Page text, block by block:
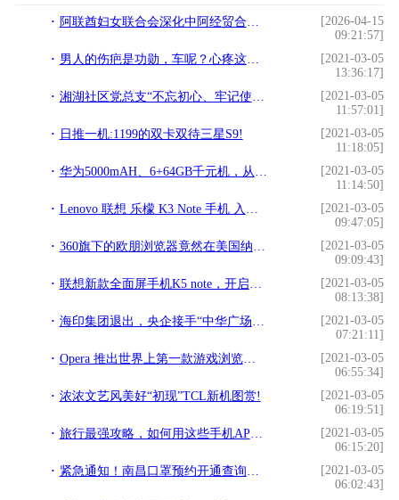
阿联酋妇女联合会深化中阿经贸合作 签署多项协议支持女企业家发展
[2026-04-15
09:21:57]
男人的伤疤是功勋，车呢？心疼这辆事故Jeep自由客!
[2021-03-05
13:36:17]
湘湖社区党总支“不忘初心、牢记使命”主题教育之观看爱国影片《我和我的祖国》!
[2021-03-05
11:57:01]
日推一机:1199的双卡双待三星S9!
[2021-03-05
11:18:05]
华为5000mAH、6+64GB千元机，从1799降至1099，处理器是亮点!
[2021-03-05
11:14:50]
Lenovo 联想 乐檬 K3 Note 手机 入手体验!
[2021-03-05
09:47:05]
360旗下的欧朋浏览器竟然在美国纳斯达克上市了！你们用过吗？!
[2021-03-05
09:09:43]
联想新款全面屏手机K5 note，开启百元机4GB大内存时代!
[2021-03-05
08:13:38]
海印集团退出，央企接手“中华广场”,拟投巨资提档!
[2021-03-05
07:21:11]
Opera 推出世界上第一款游戏浏览器 Opera GX!
[2021-03-05
06:55:34]
浓浓文艺风美好“初现”TCL新机图赏!
[2021-03-05
06:19:51]
旅行最强攻略，如何用这些手机APP轻松搞定整个自由行~!
[2021-03-05
06:15:20]
紧急通知！南昌口罩预约开通查询通道！看看你排第几!
[2021-03-05
06:02:43]